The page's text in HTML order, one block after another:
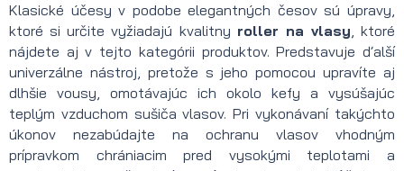
Klasické účesy v podobe elegantných česov sú úpravy,
ktoré si určite vyžiadajú kvalitny roller na vlasy, ktoré
nájdete aj v tejto kategórii produktov. Predstavuje ďalší
univerzálne nástroj, pretože s jeho pomocou upravíte aj
dlhšie vousy, omotávajúc ich okolo kefy a vysúšajúc
teplým vzduchom sušiča vlasov. Pri vykonávaní takýchto
úkonov nezabúdajte na ochranu vlasov vhodným
prípravkom chrániacim pred vysokými teplotami a